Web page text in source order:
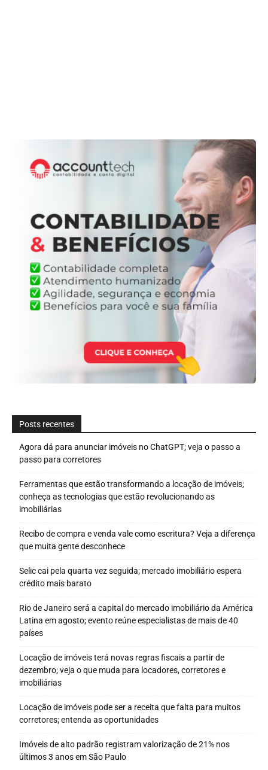
Posts recentes
Agora dá para anunciar imóveis no ChatGPT; veja o passo a
passo para corretores
Ferramentas que estão transformando a locação de imóveis;
conheça as tecnologias que estão revolucionando as
imobiliárias
Recibo de compra e venda vale como escritura? Veja a diferença
que muita gente desconhece
Selic cai pela quarta vez seguida; mercado imobiliário espera
crédito mais barato
Rio de Janeiro será a capital do mercado imobiliário da América
Latina em agosto; evento reúne especialistas de mais de 40
países
Locação de imóveis terá novas regras fiscais a partir de
dezembro; veja o que muda para locadores, corretores e
imobiliárias
Locação de imóveis pode ser a receita que falta para muitos
corretores; entenda as oportunidades
Imóveis de alto padrão registram valorização de 21% nos
últimos 3 anos em São Paulo